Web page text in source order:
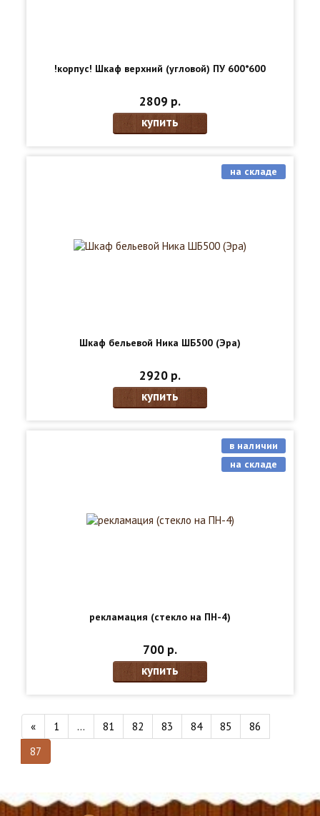
!корпус! Шкаф верхний (угловой) ПУ 600*600
2809 р.
купить
Шкаф бельевой Ника ШБ500 (Эра)
на складе
2920 р.
купить
рекламация (стекло на ПН-4)
в наличии
на складе
700 р.
купить
« 1 ... 81 82 83 84 85
86
87